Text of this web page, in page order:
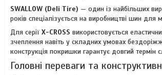
SWALLOW (Deli Tire) — один із найбільших
років спеціалізується на виробництві шин для
Для серії X-CROSS використовується
зчеплення навіть у складних умовах
конструкція покришки гарантує довгий термін
Головні переваги та